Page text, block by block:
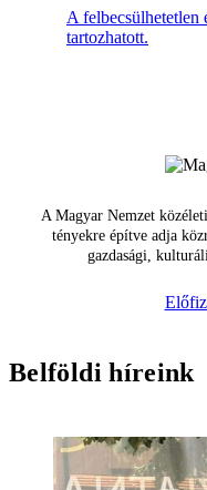
A felbecsülhetetlen
tartozhatott.
A Magyar Nemzet
tényekre építve adja
gazdasági,
Belföldi híreink